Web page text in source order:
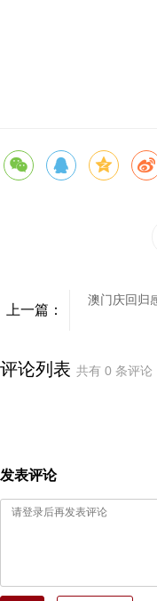
上一篇：
澳门庆回归
评论列表 共有 0 条评论
发表评论